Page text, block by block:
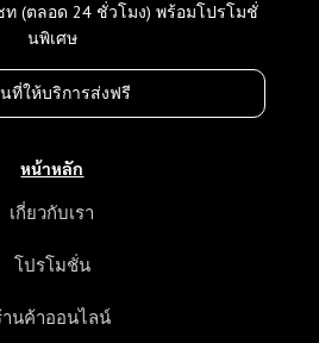
(ตลอด 24 ชั่วโมง) พร้อมโปรโมชั่
นพิเศษ
ที่ให้บริการส่งฟรี
หน้าหลัก
เกี่ยวกับเรา
โปรโมชั่น
านค้าออนไลน์